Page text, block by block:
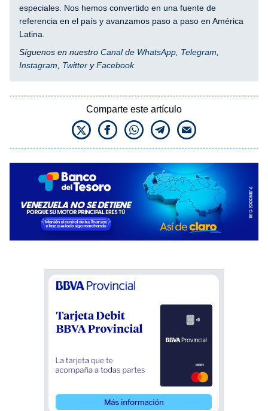
especiales. Nos hemos convertido en una fuente de
referencia en el país y avanzamos paso a paso en América
Latina.
Síguenos en nuestro Canal de WhatsApp Telegram
Instagram
Twitter yFacebook
Comparte este artículo